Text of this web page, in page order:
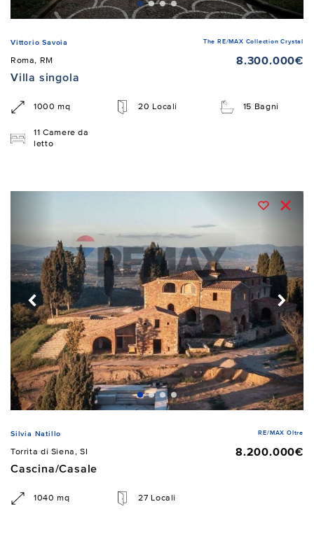
Vittorio Savoia The RE/MAX Collection Crystal
Roma, RM
8.300.000€
Villa singola
1000 mq 20 Locali 15 Bagni
11 Camere da
letto
Silvia Natillo RE/MAX Oltre
Torrita di Siena, SI
8.200.000€
Cascina/Casale
1040 mq 27 Locali